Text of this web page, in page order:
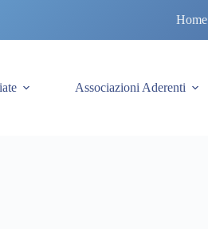
Home
Associazioni Aderenti